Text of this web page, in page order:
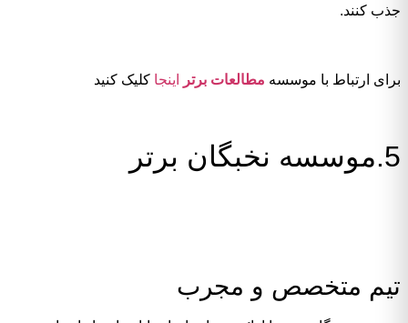
جذب کنند.
برای ارتباط با موسسه مطالعات برتر اینجا کلیک کنید
5.موسسه نخبگان برتر
تیم متخصص و مجرب